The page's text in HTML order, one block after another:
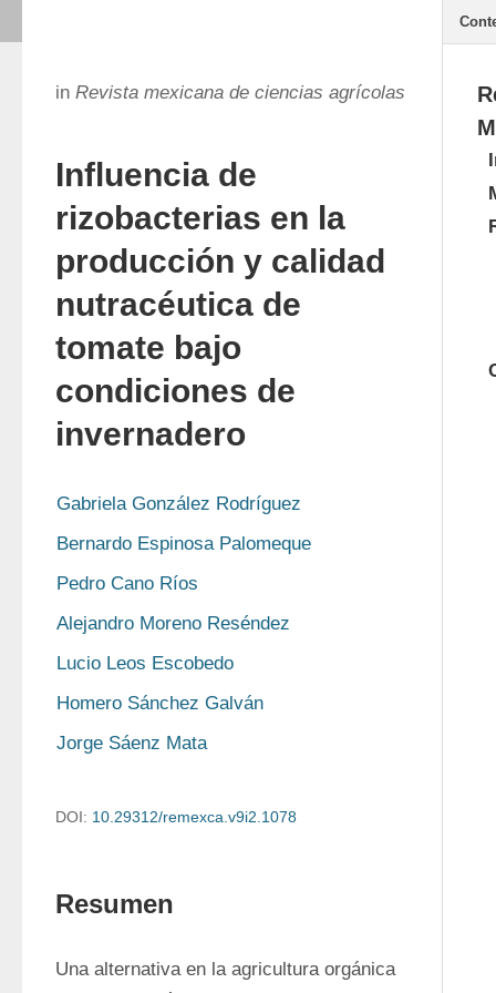
in Revista mexicana de ciencias agrícolas
Influencia de
rizobacterias en la
producción y calidad
nutracéutica de
tomate bajo
condiciones de
invernadero
Gabriela González Rodríguez
Bernardo Espinosa Palomeque
Pedro Cano Ríos
Alejandro Moreno Reséndez
Lucio Leos Escobedo
Homero Sánchez Galván
Jorge Sáenz Mata
DOI: 10.29312/remexca.v9i2.1078
Resumen
Una alternativa en la agricultura orgánica